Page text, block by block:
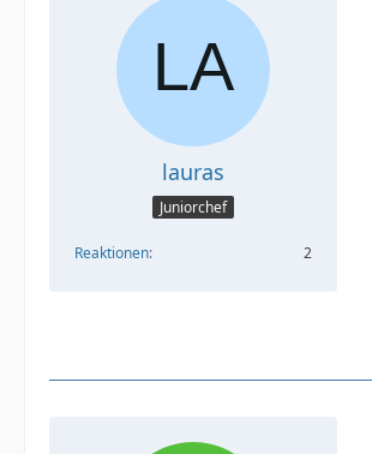
lauras
Juniorchef
Reaktionen 2